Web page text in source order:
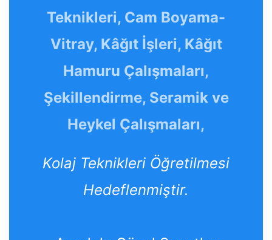
Teknikleri, Cam Boyama-
Vitray, Kâğıt İşleri, Kâğıt
Hamuru Çalışmaları,
Şekillendirme, Seramik ve
Heykel Çalışmaları,
Kolaj Teknikleri Öğretilmesi
Hedeflenmiştir.